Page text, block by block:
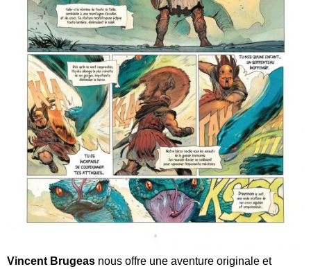
Vincent Brugeas nous offre une aventure originale et